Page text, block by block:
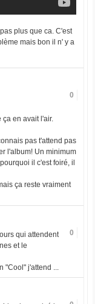
plus que ca. C'est
mais bon il n' y a
0
en avait l'air.
pas t'attend pas
l'album! Un minimum
il c'est foiré, il
ça reste vraiment
0
qui attendent
et le
"Cool" j'attend ...